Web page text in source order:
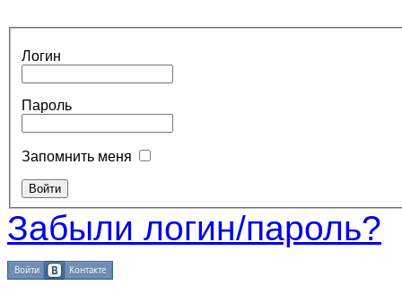
Логин
Пароль
Запомнить меня
Забыли логин/пароль?